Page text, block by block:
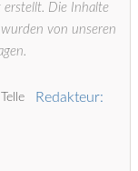
erstellt. Die Inhalte
von unseren
Redakteur: